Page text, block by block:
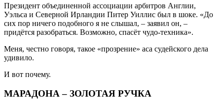
Президент объединенной ассоциации арбитров Англии,
Уэльса и Северной Ирландии Питер Уиллис был в шоке. «До
сих пор ничего подобного я не слышал, – заявил он, –
придётся разобраться. Возможно, спасёт чудо-техника».
Меня, честно говоря, такое «прозрение» аса судейского дела
удивило.
И вот почему.
МАРАДОНА – ЗОЛОТАЯ РУЧКА